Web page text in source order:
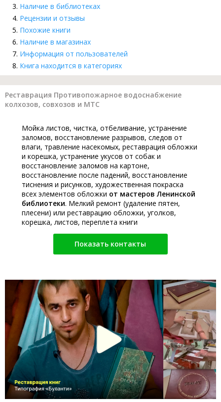
Наличие в библиотеках
Рецензии и отзывы
Похожие книги
Наличие в магазинах
Информация от пользователей
Книга находится в категориях
Реставрация Противопожарное водоснабжение
колхозов, совхозов и МТС
Мойка листов, чистка, отбеливание, устранение
заломов, восстановление разрывов, следов от
влаги, травление насекомых, реставрация обложки
и корешка, устранение укусов от собак и
восстановление заломов на картоне,
восстановление после падений, восстановление
тиснения и рисунков, художественная покраска
всех элементов обложки от мастеров Ленинской
библиотеки. Мелкий ремонт (удаление пятен,
плесени) или реставрацию обложки, уголков,
корешка, листов, переплета книги
Показать контакты